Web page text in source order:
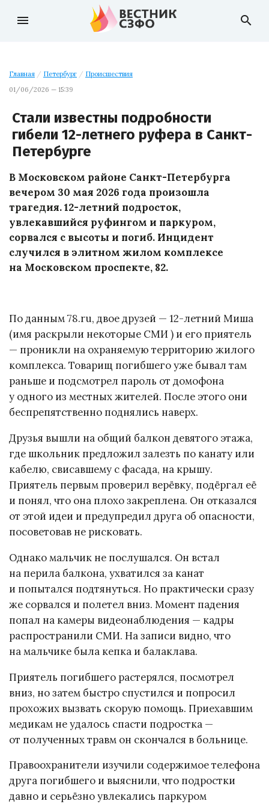
menu search
Главная / Петербург / Происшествия
01/06/2026 — 15:39
Стали известны подробности
гибели 12-летнего руфера в Санкт-
Петербурге
В Московском районе Санкт-Петербурга
вечером 30 мая 2026 года произошла
трагедия. 12-летний подросток,
увлекавшийся руфингом и паркуром,
сорвался с высоты и погиб. Инцидент
случился в элитном жилом комплексе
на Московском проспекте, 82.
По данным 78.ru, двое друзей — 12-летний Миша
(имя раскрыли некоторые СМИ ) и его приятель
— проникли на охраняемую территорию жилого
комплекса. Товарищ погибшего уже бывал там
раньше и подсмотрел пароль от домофона
у одного из местных жителей. После этого они
беспрепятственно поднялись наверх.
Друзья вышли на общий балкон девятого этажа,
где школьник предложил залезть по канату или
кабелю, свисавшему с фасада, на крышу.
Приятель первым проверил верёвку, подёргал её
и понял, что она плохо закреплена. Он отказался
от этой идеи и предупредил друга об опасности,
посоветовав не рисковать.
Однако мальчик не послушался. Он встал
на перила балкона, ухватился за канат
и попытался подтянуться. Но практически сразу
же сорвался и полетел вниз. Момент падения
попал на камеры видеонаблюдения — кадры
распространили СМИ. На записи видно, что
на мальчике была кепка и балаклава.
Приятель погибшего растерялся, посмотрел
вниз, но затем быстро спустился и попросил
прохожих вызвать скорую помощь. Приехавшим
медикам не удалось спасти подростка —
от полученных травм он скончался в больнице.
Правоохранители изучили содержимое телефона
друга погибшего и выяснили, что подростки
давно и серьёзно увлекались паркуром